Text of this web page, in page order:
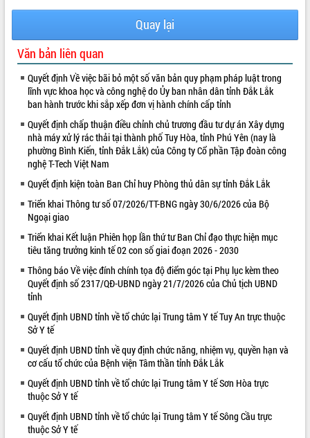
VIDEO
Khám bệnh, cấp phát thuốc miễn phí
và tặng quà người dân xã Cư Pui
Hội nghị UBND tỉnh Đắk Lắk thường kỳ
tháng 7/2026
Lễ truy tặng danh hiệu “Bà Mẹ Việt
Nam Anh hùng” và trao Huân chương
UBND tỉnh Đắk Lắk triển khai nhiệm
vụ 6 tháng cuối năm 2026
Kỳ họp thứ Hai, Hội đồng nhân dân
ALBUM ẢNH
Quay lại
Văn bản liên quan
Quyết định Về việc bãi bỏ một số văn bản quy phạm pháp luật trong
lĩnh vực khoa học và công nghệ do Ủy ban nhân dân tỉnh Đắk Lắk
ban hành trước khi sắp xếp đơn vị hành chính cấp tỉnh
Quyết định chấp thuận điều chỉnh chủ trương đầu tư dự án Xây dựng
nhà máy xử lý rác thải tại thành phố Tuy Hòa, tỉnh Phú Yên (nay là
phường Bình Kiến, tỉnh Đắk Lắk) của Công ty Cổ phần Tập đoàn công
nghệ T-Tech Việt Nam
Quyết định kiện toàn Ban Chỉ huy Phòng thủ dân sự tỉnh Đắk Lắk
Triển khai Thông tư số 07/2026/TT-BNG ngày 30/6/2026 của Bộ
Ngoại giao
Triển khai Kết luận Phiên họp lần thứ tư Ban Chỉ đạo thực hiện mục
tiêu tăng trưởng kinh tế 02 con số giai đoạn 2026 - 2030
Thông báo Về việc đính chính tọa độ điểm góc tại Phụ lục kèm theo
Quyết định số 2317/QĐ-UBND ngày 21/7/2026 của Chủ tịch UBND
tỉnh
Quyết định UBND tỉnh về tổ chức lại Trung tâm Y tế Tuy An trực thuộc
Sở Y tế
Quyết định UBND tỉnh về quy định chức năng, nhiệm vụ, quyền hạn và
cơ cấu tổ chức của Bệnh viện Tâm thần tỉnh Đắk Lắk
Quyết định UBND tỉnh về tổ chức lại Trung tâm Y tế Sơn Hòa trực
thuộc Sở Y tế
Quyết định UBND tỉnh về tổ chức lại Trung tâm Y tế Sông Cầu trực
thuộc Sở Y tế